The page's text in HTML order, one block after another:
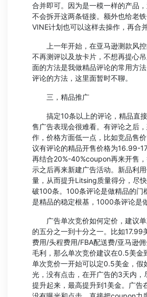
合并即可。因为是一模一样的产品
不会拆开这两条链接。额外也给老铁
VINE计划也可以这样去操作，再合并
上一年开始，在亚马逊测款风控
不再测评以及放卡片，不想再提心
面的方法是我做精品评论的常用方
评论的方法，这里面暂时不聊。
三，精品推广
搞定10条以上的评论，精品直接
售广告表现会很难看。有评论之后
作，价格方面低一点，比如竞品售
议有评论的精品开售价格为16.99-
再结合20%-40%coupon再来开售
示之后再来新建广告活动。新品利
量，从而提升Litsing质量得分，尽
破100条。100条评论是做精品的门
是精品的稳定根基，1000条评论是
广告单次竞价如何定价，建议单
的五分之一到十分之一。比如17.99
费用/头程费用/FBA配送费/亚马逊
毛利，那么单次竞价建议在0.5美金
单次竞价一开始可以定0.5美金，假
光，没有点击，在开广告的3天内，
提升起来，最高提升到1美金。广告